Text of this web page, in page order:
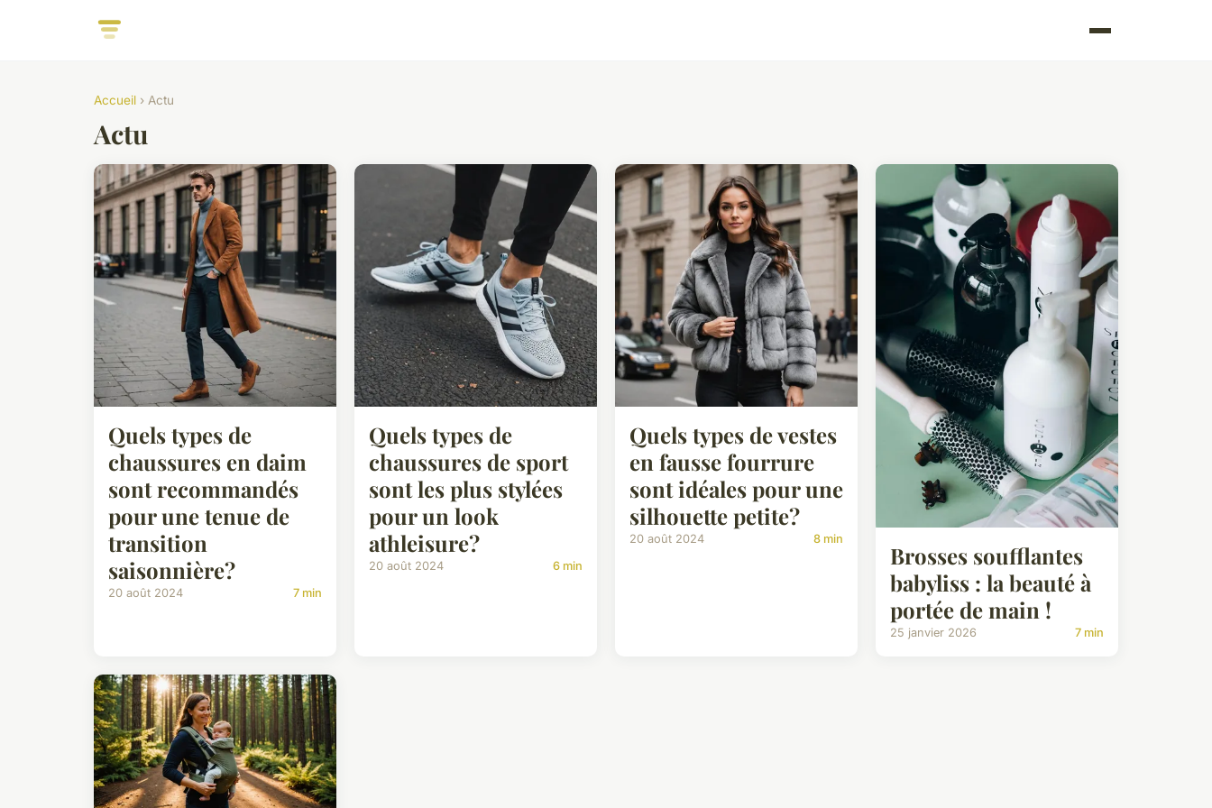
Accueil › Actu
Actu
Quels types de
chaussures en daim
sont recommandés
pour une tenue de
transition
saisonnière?
20 août 2024 7 min
Quels types de
chaussures de sport
sont les plus stylées
pour un look
athleisure?
20 août 2024 6 min
Quels types de vestes
en fausse fourrure
sont idéales pour une
silhouette petite?
20 août 2024 8 min
Brosses soufflantes
babyliss : la beauté à
portée de main !
25 janvier 2026 7 min